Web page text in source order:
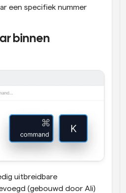
een specifiek nummer
binnen
uitbreidbare
(gebouwd door Ali)